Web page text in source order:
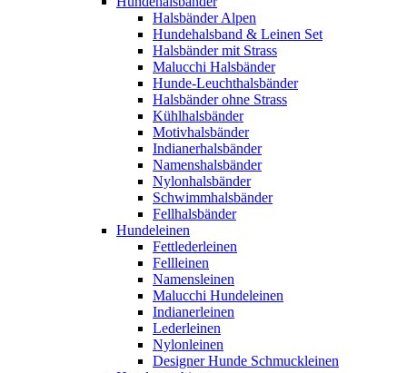
Halsbänder Alpen
Hundehalsband & Leinen Set
Halsbänder mit Strass
Malucchi Halsbänder
Hunde-Leuchthalsbänder
Halsbänder ohne Strass
Kühlhalsbänder
Motivhalsbänder
Indianerhalsbänder
Namenshalsbänder
Nylonhalsbänder
Schwimmhalsbänder
Fellhalsbänder
Hundeleinen
Fettlederleinen
Fellleinen
Namensleinen
Malucchi Hundeleinen
Indianerleinen
Lederleinen
Nylonleinen
Designer Hunde Schmuckleinen